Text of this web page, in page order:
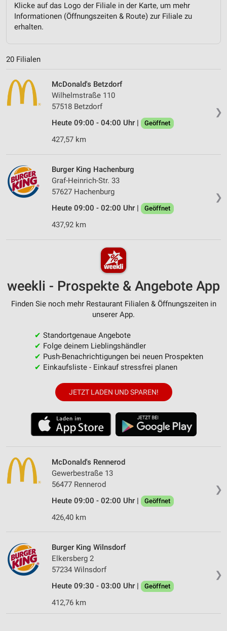
Klicke auf das Logo der Filiale in der Karte, um mehr
Informationen (Öffnungszeiten & Route) zur Filiale zu
erhalten.
20 Filialen
❯
McDonald's Betzdorf
Wilhelmstraße 110
57518 Betzdorf
Heute 09:00 - 04:00 Uhr |
Geöffnet
427,57 km
❯
Burger King Hachenburg
Graf-Heinrich-Str. 33
57627 Hachenburg
Heute 09:00 - 02:00 Uhr |
Geöffnet
437,92 km
weekli - Prospekte & Angebote App
Finden Sie noch mehr Restaurant Filialen & Öffnungszeiten in
unserer App.
✔ Standortgenaue Angebote
✔ Folge deinem Lieblingshändler
✔ Push-Benachrichtigungen bei neuen Prospekten
✔ Einkaufsliste - Einkauf stressfrei planen
JETZT LADEN UND SPAREN!
❯
McDonald's Rennerod
Gewerbestraße 13
56477 Rennerod
Heute 09:00 - 02:00 Uhr |
Geöffnet
426,40 km
❯
Burger King Wilnsdorf
Elkersberg 2
57234 Wilnsdorf
Heute 09:30 - 03:00 Uhr |
Geöffnet
412,76 km